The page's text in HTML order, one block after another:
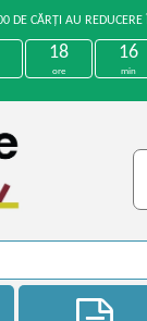
DE CĂRȚI AU
18
ore
16
min